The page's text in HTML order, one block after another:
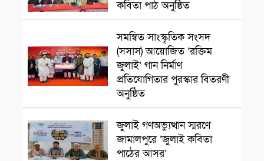
কবিতা পাঠ অনুষ্ঠিত
সমন্বিত সাংস্কৃতিক সংসদ
(সসাস) আয়োজিত ‘রক্তিম
জুলাই’ গান নির্মাণ
প্রতিযোগিতার পুরস্কার বিতরণী
অনুষ্ঠিত
জুলাই গণঅভ্যুত্থান স্মরণে
জামালপুরে ‘জুলাই কবিতা
পাঠের আসর’